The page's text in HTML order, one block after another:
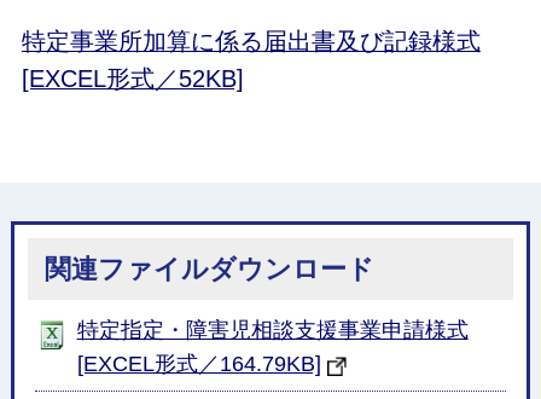
特定事業所加算に係る届出書及び記録様式
[EXCEL形式／52KB]
関連ファイルダウンロード
特定指定・障害児相談支援事業申請様式
[EXCEL形式／164.79KB]